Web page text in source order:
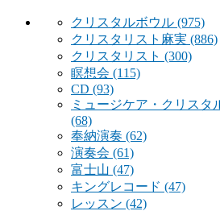
クリスタルボウル (975)
クリスタリスト麻実 (886)
クリスタリスト (300)
瞑想会 (115)
CD (93)
ミュージケア・クリスタ
(68)
奉納演奏 (62)
演奏会 (61)
富士山 (47)
キングレコード (47)
レッスン (42)